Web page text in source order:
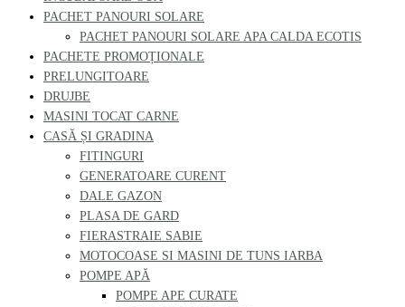
PACHET PANOURI SOLARE
PACHET PANOURI SOLARE APA CALDA ECOTIS
PACHETE PROMOȚIONALE
PRELUNGITOARE
DRUJBE
MASINI TOCAT CARNE
CASĂ ȘI GRADINA
FITINGURI
GENERATOARE CURENT
DALE GAZON
PLASA DE GARD
FIERASTRAIE SABIE
MOTOCOASE SI MASINI DE TUNS IARBA
POMPE APĂ
POMPE APE CURATE